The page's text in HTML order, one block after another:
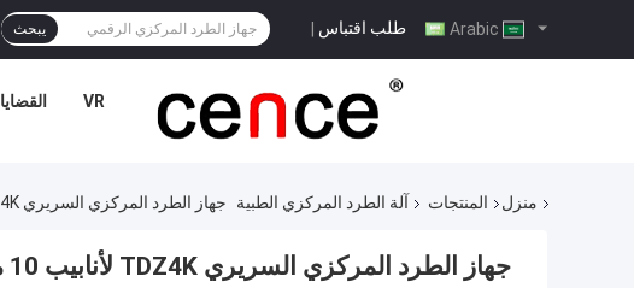
طلب اقتباس | يبحث
القضايا VR
منزل المنتجات آلة الطرد المركزي الطبية جهاز الطرد المركزي السريري TDZ4K لأنابيب 10 مل 20 مل 50 مل
جهاز الطرد المركزي السريري TDZ4K لأنابيب 10 مل 20 مل 50 مل